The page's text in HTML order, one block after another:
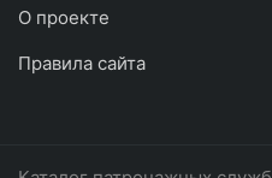
О проекте
Правила сайта